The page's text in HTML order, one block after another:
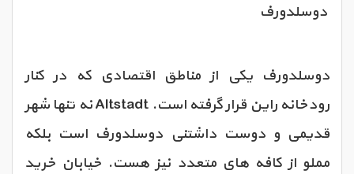
دوسلدورف
دوسلدورف یکی از مناطق اقتصادی که در کنار
رودخانه راین قرار گرفته است. Altstadt نه تنها شهر
قدیمی و دوست داشتنی دوسلدورف است بلکه
مملو از کافه های متعدد نیز هست. خیابان خرید